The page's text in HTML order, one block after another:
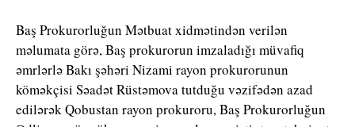
Baş Prokurorluğun Mətbuat xidmətindən verilən
məlumata görə, Baş prokurorun imzaladığı müvafiq
əmrlərlə Bakı şəhəri Nizami rayon prokurorunun
köməkçisi Səadət Rüstəmova tutduğu vəzifədən azad
edilərək Qobustan rayon prokuroru, Baş Prokurorluğun